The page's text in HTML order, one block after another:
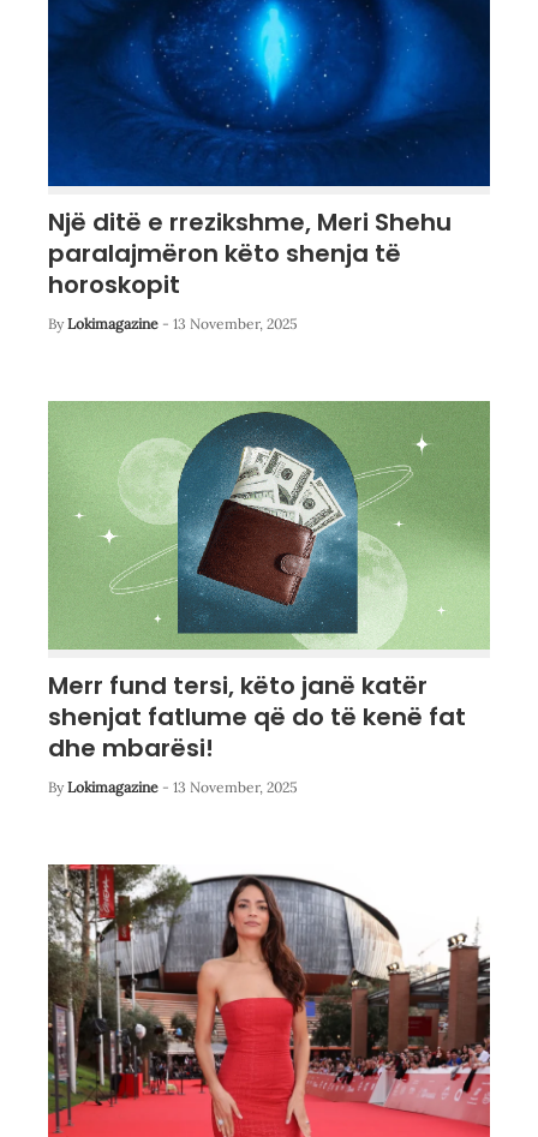
Një ditë e rrezikshme, Meri Shehu
paralajmëron këto shenja të
horoskopit
By Lokimagazine - 13 November, 2025
Merr fund tersi, këto janë katër
shenjat fatlume që do të kenë fat
dhe mbarësi!
By Lokimagazine - 13 November, 2025